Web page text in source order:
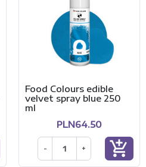
Food Colours edible
velvet spray blue 250
ml
PLN64.50
- + add_shopping_cart